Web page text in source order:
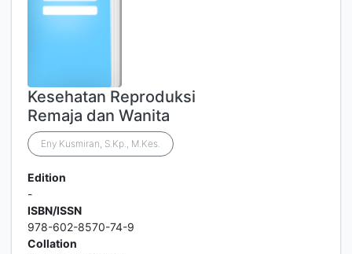
Kesehatan Reproduksi
Remaja dan Wanita
Eny Kusmiran, S.Kp., M.Kes.
Edition
-
ISBN/ISSN
978-602-8570-74-9
Collation